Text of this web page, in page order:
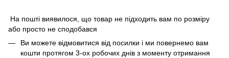
На пошті виявилося, що товар не підходить вам по розміру
або просто не сподобався
Ви можете відмовитися від посилки і ми повернемо вам
кошти протягом 3-ох робочих днів з моменту отримання